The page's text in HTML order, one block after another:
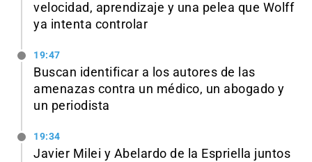
velocidad, aprendizaje y una pelea que Wolff
ya intenta controlar
19:47
Buscan identificar a los autores de las
amenazas contra un médico, un abogado y
un periodista
19:34
Javier Milei y Abelardo de la Espriella juntos